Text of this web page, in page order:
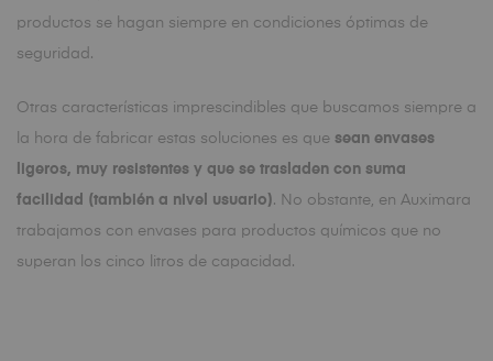
productos se hagan siempre en condiciones óptimas de
seguridad.
Otras características imprescindibles que buscamos siempre a
la hora de fabricar estas soluciones es que sean envases
ligeros, muy resistentes y que se trasladen con suma
facilidad (también a nivel usuario). No obstante, en Auximara
trabajamos con envases para productos químicos que no
superan los cinco litros de capacidad.